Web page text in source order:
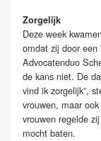
Zorgelijk
Deze week
omdat zij door een
Advocatenduo
de kans niet. De
vind ik zorgelijk”,
vrouwen, maar
vrouwen regelde
mocht baten.